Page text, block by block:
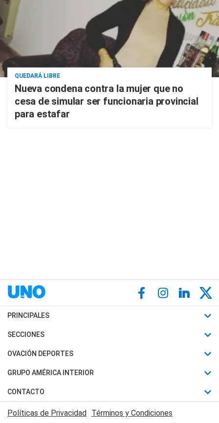
QUEDARÁ LIBRE
Nueva condena contra la mujer que no
cesa de simular ser funcionaria provincial
para estafar
PRINCIPALES
Últimas Noticias
Política
Judiciales
Economia
SECCIONES
Horóscopo
Motores
Trucos caseros
Series y Películas
OVACIÓN DEPORTES
Fútbol
Mundial
Automovilismo
Rugby
GRUPO AMÉRICA INTERIOR
Canal 7 en Vivo
CONTACTO
Acerca de Nosotros
Políticas de Privacidad Términos y Condiciones